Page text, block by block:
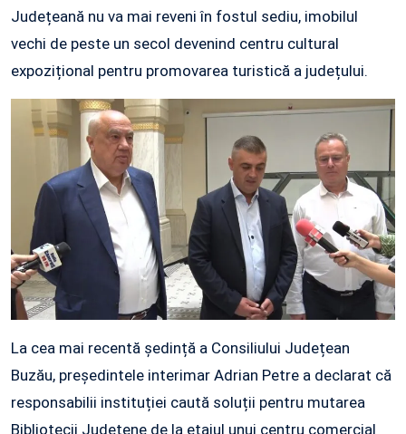
Județeană nu va mai reveni în fostul sediu, imobilul
vechi de peste un secol devenind centru cultural
expozițional pentru promovarea turistică a județului.
La cea mai recentă ședință a Consiliului Județean
Buzău, președintele interimar Adrian Petre a declarat că
responsabilii instituției caută soluții pentru mutarea
Bibliotecii Județene de la etajul unui centru comercial